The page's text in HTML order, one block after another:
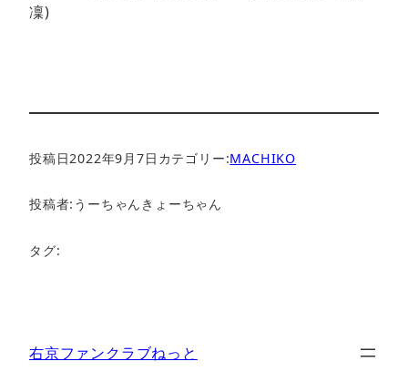
凜)
投稿日2022年9月7日 カテゴリー:MACHIKO
投稿者: うーちゃんきょーちゃん
タグ:
右京ファンクラブねっと